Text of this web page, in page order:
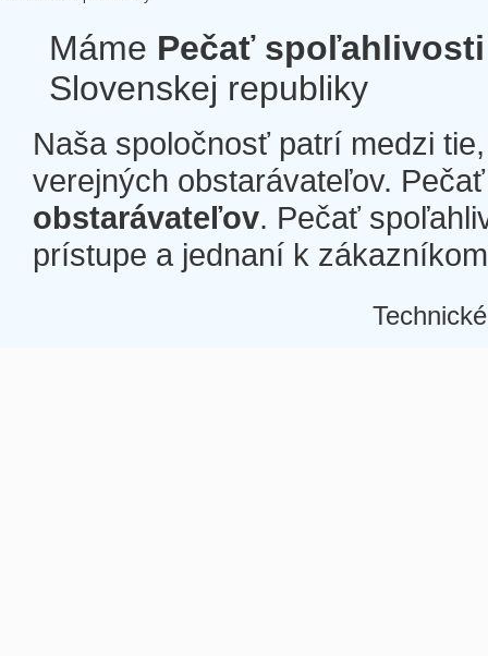
Máme Pečať spoľahlivosti
Slovenskej republiky
Naša spoločnosť patrí medzi
verejných obstarávateľov.
obstarávateľov. Pečať
prístupe a jednaní k